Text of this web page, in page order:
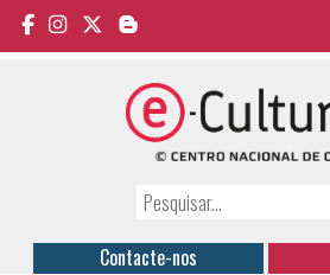
Contacte-nos